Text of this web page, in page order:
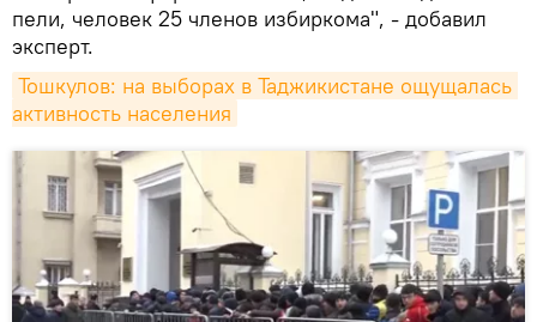
пели, человек 25 членов избиркома", - добавил
эксперт.
Тошкулов: на выборах в Таджикистане ощущалась
активность населения